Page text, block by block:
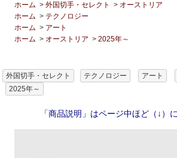
ホーム >外国切手・セレクト > オーストリア
ホーム >テクノロジー
ホーム > アート
ホーム > オーストリア >2025年～
外国切手・セレクト テクノロジー アート
2025年～
「商品説明」はページ中ほど（↓）